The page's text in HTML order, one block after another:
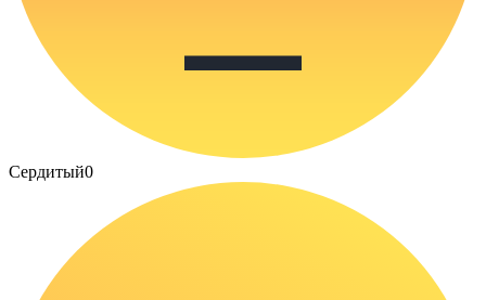
Сердитый0